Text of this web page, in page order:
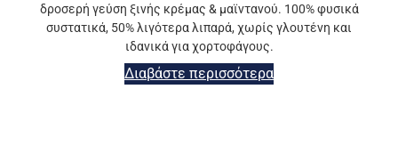
δροσερή γεύση ξινής κρέμας & μαϊντανού. 100% φυσικά
συστατικά, 50% λιγότερα λιπαρά, χωρίς γλουτένη και
ιδανικά για χορτοφάγους.
Διαβάστε περισσότερα